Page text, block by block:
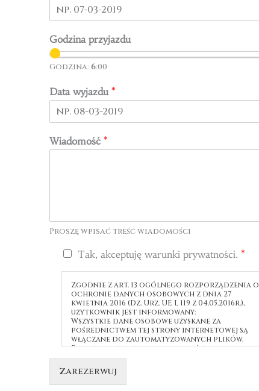
Godzina przyjazdu
Godzina: 6:00
Data wyjazdu *
Wiadomość *
Proszę wpisać treść wiadomości
Tak, akceptuję warunki prywatności. *
Zgodnie z art. 13 ogólnego rozporządzenia o
ochronie danych osobowych z dnia 27
kwietnia 2016 (Dz. Urz. UE L 119 z 04.05.2016r.),
użytkownik jest informowany:
Wszystkie dane osobowe uzyskane za
pośrednictwem tej strony internetowej są
włączane do zautomatyzowanych plików.
Poprzez przekazanie danych użytkownik
wyraża zgodę na ich przetwarzanie.
Odbiorcą i osobą zarządzającą zbiorami
danych osobowych jest podmiot Hotel Perła
Zarezerwuj